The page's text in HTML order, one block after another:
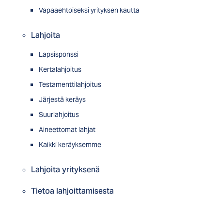
Vapaaehtoiseksi yrityksen kautta
Lahjoita
Lapsisponssi
Kertalahjoitus
Testamenttilahjoitus
Järjestä keräys
Suurlahjoitus
Aineettomat lahjat
Kaikki keräyksemme
Lahjoita yrityksenä
Tietoa lahjoittamisesta